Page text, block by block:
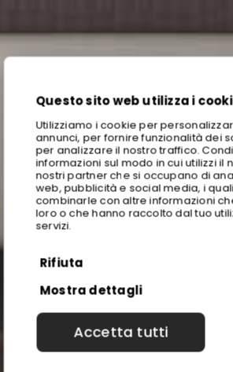
Questo sito web utilizza i
Utilizziamo i cookie per
annunci, per fornire funzionalità dei
per analizzare il nostro traffico.
informazioni sul modo in cui utilizzi il
nostri partner che si occupano di
web, pubblicità e social media, i
combinarle con altre informazioni
loro o che hanno raccolto dal tuo
servizi.
Rifiuta
Mostra dettagli
Accetta tutti